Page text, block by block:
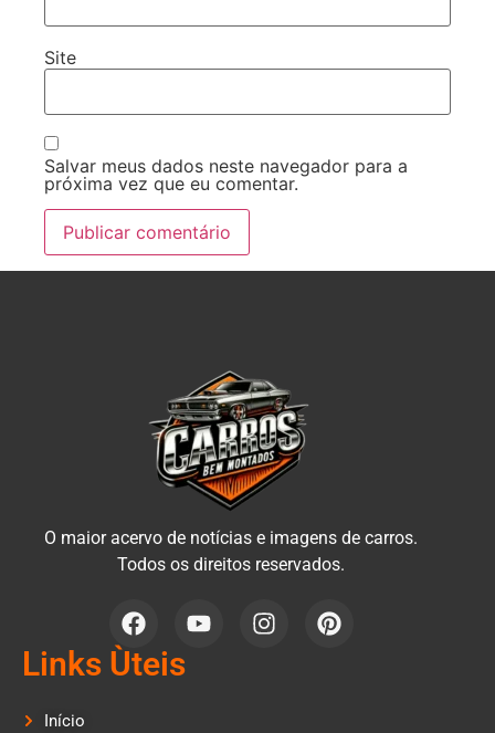
Site
Salvar meus dados neste navegador para a
próxima vez que eu comentar.
O maior acervo de notícias e imagens de carros.
Todos os direitos reservados.
Links Ùteis
Início